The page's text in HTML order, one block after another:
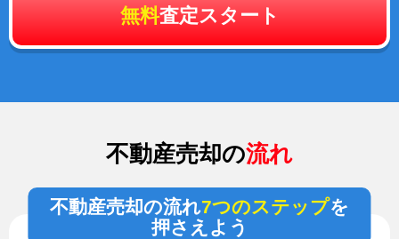
無料査定スタート
不動産売却の流れ
不動産売却の流れ7つのステップを
押さえよう